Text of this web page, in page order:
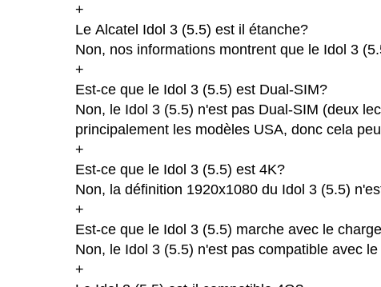
+
Le Alcatel Idol 3 (5.5) est il étanche?
Non, nos informations montrent que le Idol 3
+
Est-ce que le Idol 3 (5.5) est Dual-SIM?
Non, le Idol 3 (5.5) n'est pas Dual-SIM (deux
principalement les modèles USA, donc cela
+
Est-ce que le Idol 3 (5.5) est 4K?
Non, la définition 1920x1080 du Idol 3 (5.5)
+
Est-ce que le Idol 3 (5.5) marche avec le
Non, le Idol 3 (5.5) n'est pas compatible avec
+